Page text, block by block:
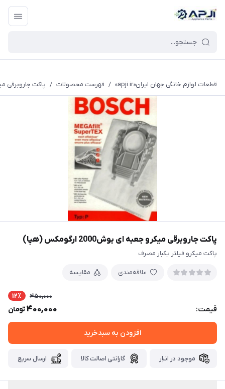
قطعات یدکی و جانبی لوازم خانگی جهان ایران
قطعات لوازم خانگی جهان ایران«apji.ir» / فهرست محصولات / پاکت جاروبرقی میکرو
پاکت جاروبرقی میکرو جعبه ای بوش2000 ارگومکس (هپا)
پاکت میکرو فیلتر یکبار مصرف
علاقه‌مندی مقایسه
قیمت:
450,000 12٪
400,000تومان
افزودن به سبدخرید
موجود در انبار گارانتی اصالت کالا ارسال سریع